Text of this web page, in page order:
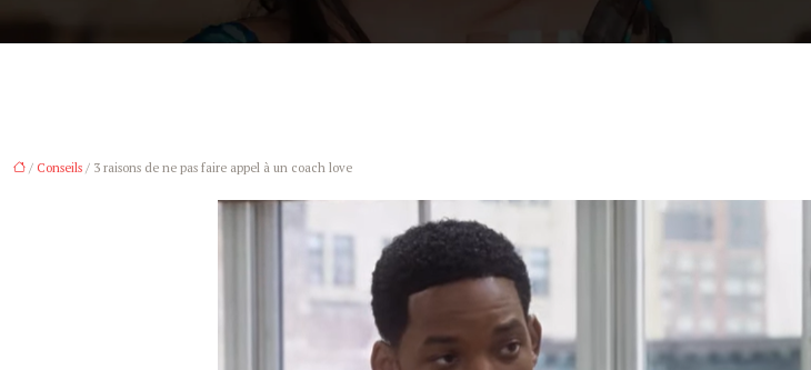
/ Conseils / 3 raisons de ne pas faire appel à un coach love